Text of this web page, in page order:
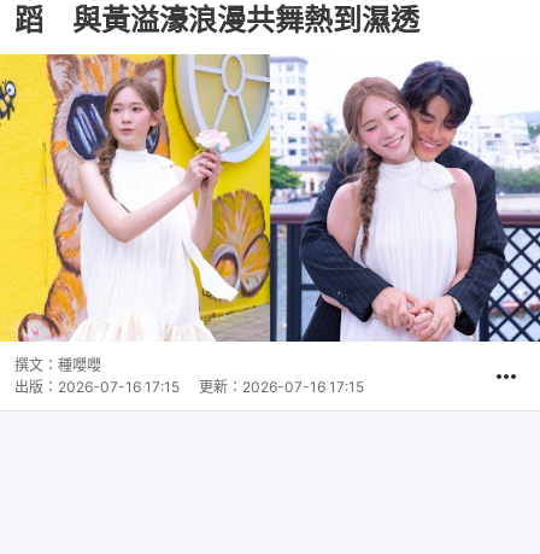
蹈 與黃溢濠浪漫共舞熱到濕透
撰文： 種嚶嚶
出版： 2026-07-16 17:15 更新： 2026-07-16 17:15